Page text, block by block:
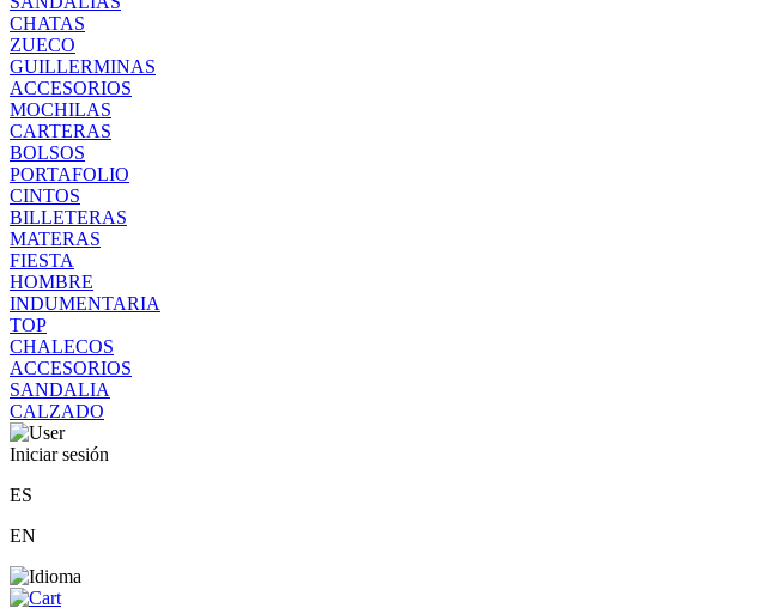
CHATAS
ZUECO
GUILLERMINAS
ACCESORIOS
MOCHILAS
CARTERAS
BOLSOS
PORTAFOLIO
CINTOS
BILLETERAS
MATERAS
FIESTA
HOMBRE
INDUMENTARIA
TOP
CHALECOS
ACCESORIOS
SANDALIA
CALZADO
Iniciar sesión
ES
EN